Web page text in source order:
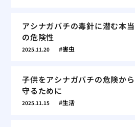
アシナガバチの毒針に潜む本当
の危険性
2025.11.20 害虫
子供をアシナガバチの危険から
守るために
2025.11.15 生活